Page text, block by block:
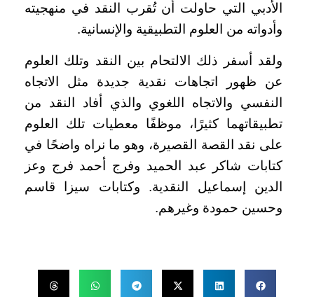
الأدبي التي حاولت أن تُقرب النقد في منهجيته
وأدواته من العلوم التطبيقية والإنسانية.
ولقد أسفر ذلك الالتحام بين النقد وتلك العلوم
عن ظهور اتجاهات نقدية جديدة مثل الاتجاه
النفسي والاتجاه اللغوي والذي أفاد النقد من
تطبيقاتهما كثيرًا، موظفًا معطيات تلك العلوم
على نقد القصة القصيرة، وهو ما نراه واضحًا في
كتابات شاكر عبد الحميد وفرج أحمد فرج وعز
الدين إسماعيل النقدية. وكتابات سيزا قاسم
وحسين حمودة وغيرهم.